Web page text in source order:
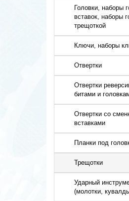
Головки, наборы
вставок, наборы
трещоткой
Ключи, наборы
Отвертки
Отвертки
битами и
Отвертки со
вставками
Планки под
Трещотки
Ударный
(молотки,